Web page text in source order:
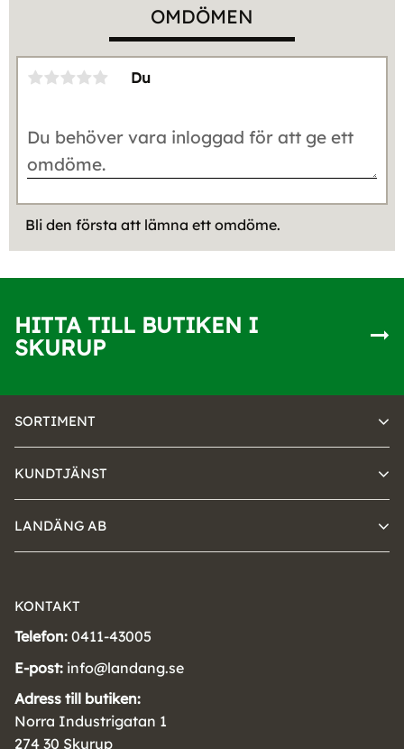
OMDÖMEN
Du
Bli den första att lämna ett omdöme.
HITTA TILL BUTIKEN I
SKURUP
SORTIMENT
KUNDTJÄNST
LANDÄNG AB
KONTAKT
Telefon: 0411-43005
E-post: info@landang.se
Adress till butiken:
Norra Industrigatan 1
274 30 Skurup